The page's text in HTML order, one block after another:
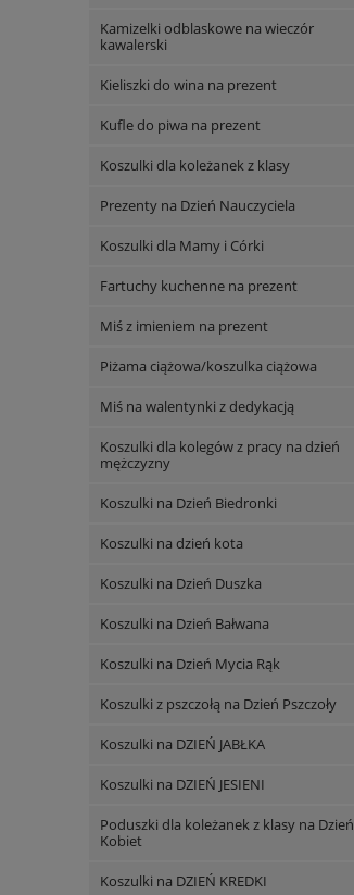
Kamizelki odblaskowe na wieczór
kawalerski
Kieliszki do wina na prezent
Kufle do piwa na prezent
Koszulki dla koleżanek z klasy
Prezenty na Dzień Nauczyciela
Koszulki dla Mamy i Córki
Fartuchy kuchenne na prezent
Miś z imieniem na prezent
Piżama ciążowa/koszulka ciążowa
Miś na walentynki z dedykacją
Koszulki dla kolegów z pracy na dzień
mężczyzny
Koszulki na Dzień Biedronki
Koszulki na dzień kota
Koszulki na Dzień Duszka
Koszulki na Dzień Bałwana
Koszulki na Dzień Mycia Rąk
Koszulki z pszczołą na Dzień Pszczoły
Koszulki na DZIEŃ JABŁKA
Koszulki na DZIEŃ JESIENI
Poduszki dla koleżanek z klasy na Dzień
Kobiet
Koszulki na DZIEŃ KREDKI